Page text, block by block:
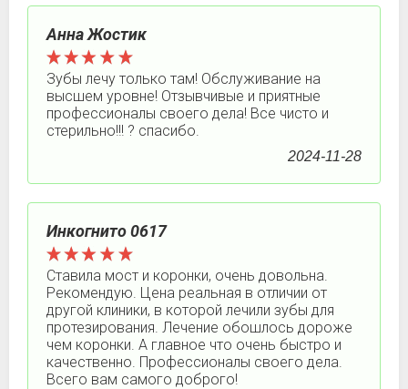
Анна Жостик
Зубы лечу только там! Обслуживание на
высшем уровне! Отзывчивые и приятные
профессионалы своего дела! Все чисто и
стерильно!!! ? спасибо.
2024-11-28
Инкогнито 0617
Ставила мост и коронки, очень довольна.
Рекомендую. Цена реальная в отличии от
другой клиники, в которой лечили зубы для
протезирования. Лечение обошлось дороже
чем коронки. А главное что очень быстро и
качественно. Профессионалы своего дела.
Всего вам самого доброго!